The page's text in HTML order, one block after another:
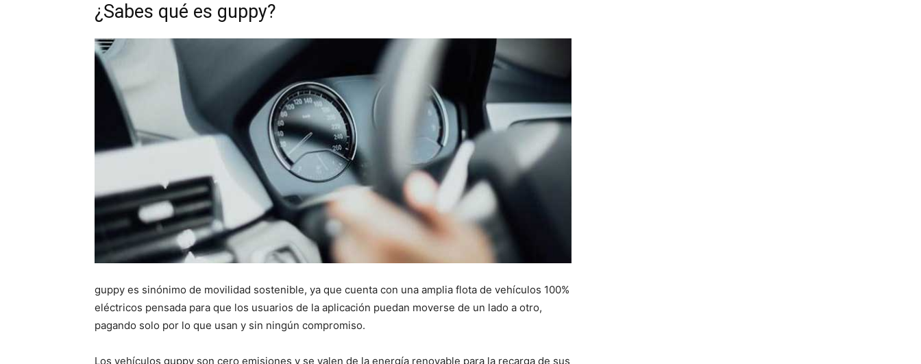
¿Sabes qué es guppy?
guppy es sinónimo de movilidad sostenible, ya que cuenta con una amplia flota de vehículos 100%
eléctricos pensada para que los usuarios de la aplicación puedan moverse de un lado a otro,
pagando solo por lo que usan y sin ningún compromiso.
Los vehículos guppy son cero emisiones y se valen de la energía renovable para la recarga de sus